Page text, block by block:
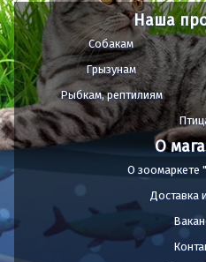
Наша
Собакам
Грызунам
Рыбкам, рептилиям
О
О зоомаркете
Доставка